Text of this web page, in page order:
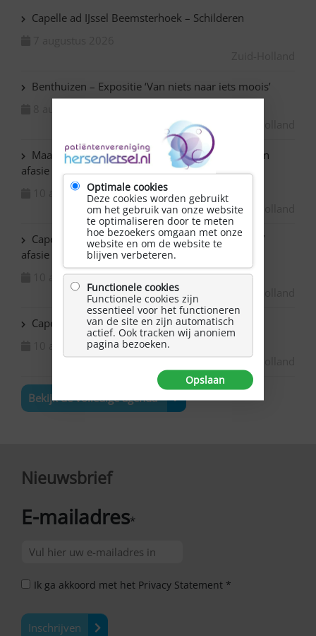
Capelle ad IJssel Beemsterhoek – Schilderen
Benthuizen – Expositie ‘Van niets naar iets moois’
Maassluis – Schilderen voor mensen met NAH en
afasie
10 augustus 2026
Zuid-Holland
Capelle ad IJssel Baronie – Schilderen met NAH /
afasie
10 augustus 2026
Capelle ad IJssel Beemsterhoek – Klaverjassen
10 augustus 2026
Zuid-Holland
Bekijk de volledige agenda
Nieuwsbrief
E-mailadres*
Ik ga akkoord met het Privacy Statement *
Inschrijven
Optimale cookies
Deze cookies worden gebruikt
om het gebruik van onze website
te optimaliseren door te meten
hoe bezoekers omgaan met onze
website en om de website te
blijven verbeteren.
Functionele cookies
Functionele cookies zijn
essentieel voor het functioneren
van de site en zijn automatisch
actief. Ook tracken wij anoniem
pagina bezoeken.
Opslaan